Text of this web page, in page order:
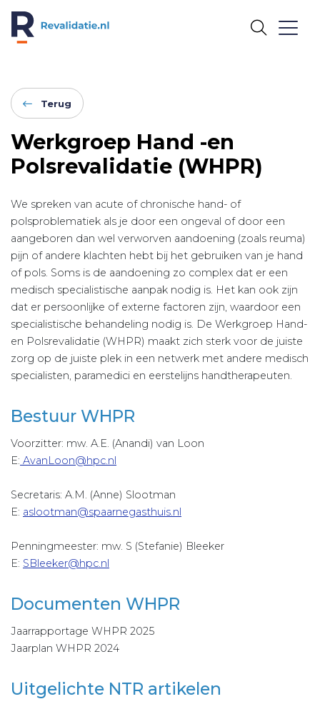
Terug
Werkgroep Hand -en
Polsrevalidatie (WHPR)
We spreken van acute of chronische hand- of
polsproblematiek als je door een ongeval of door een
aangeboren dan wel verworven aandoening (zoals reuma)
pijn of andere klachten hebt bij het gebruiken van je hand
of pols. Soms is de aandoening zo complex dat er een
medisch specialistische aanpak nodig is. Het kan ook zijn
dat er persoonlijke of externe factoren zijn, waardoor een
specialistische behandeling nodig is. De Werkgroep Hand-
en Polsrevalidatie (WHPR) maakt zich sterk voor de juiste
zorg op de juiste plek in een netwerk met andere medisch
specialisten, paramedici en eerstelijns handtherapeuten.
Bestuur WHPR
Voorzitter: mw. A.E. (Anandi) van Loon
E: AvanLoon@hpc.nl
Secretaris: A.M. (Anne) Slootman
E: aslootman@spaarnegasthuis.nl
Penningmeester: mw. S (Stefanie) Bleeker
E: SBleeker@hpc.nl
Documenten WHPR
Jaarrapportage WHPR 2025
Jaarplan WHPR 2024
Uitgelichte NTR artikelen